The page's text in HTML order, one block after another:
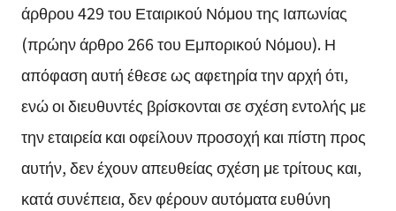
άρθρου 429 του Εταιρικού Νόμου της Ιαπωνίας
(πρώην άρθρο 266 του Εμπορικού Νόμου). Η
απόφαση αυτή έθεσε ως αφετηρία την αρχή ότι,
ενώ οι διευθυντές βρίσκονται σε σχέση εντολής με
την εταιρεία και οφείλουν προσοχή και πίστη προς
αυτήν, δεν έχουν απευθείας σχέση με τρίτους και,
κατά συνέπεια, δεν φέρουν αυτόματα ευθύνη